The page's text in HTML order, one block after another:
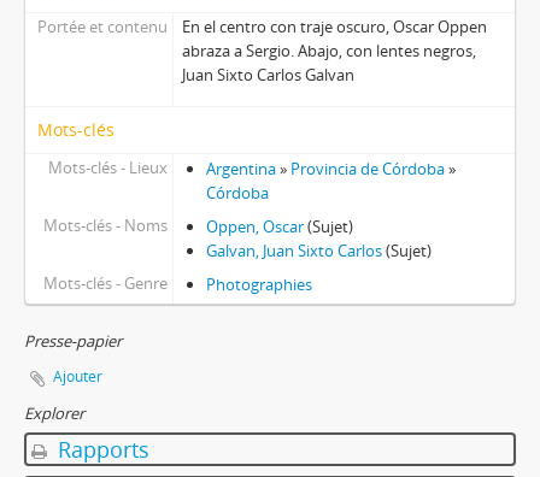
Portée et contenu
En el centro con traje oscuro, Oscar Oppen
abraza a Sergio. Abajo, con lentes negros,
Juan Sixto Carlos Galvan
Mots-clés
Mots-clés - Lieux Argentina» Provincia de Córdoba»
Córdoba
Mots-clés - Noms
Oppen, Oscar(Sujet)
Galvan, Juan Sixto Carlos(Sujet)
Mots-clés - Genre
Photographies
Presse-papier
Ajouter
Explorer
Rapports